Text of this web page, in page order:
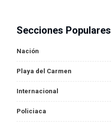
Secciones Populares
Nación
Playa del Carmen
Internacional
Policiaca